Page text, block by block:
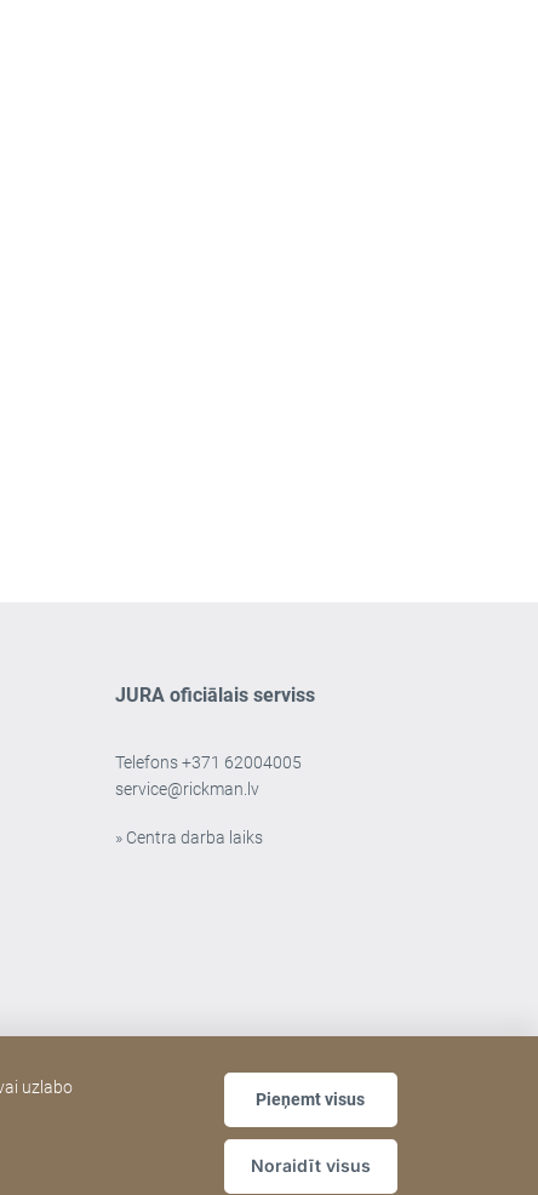
JURA oficiālais serviss
Telefons+371 62004005
service@rickman.lv
» Centra darba laiks
Weblapa
[Website
Sitemap
uzlabo
Pieņemt visus
Noraidīt visus